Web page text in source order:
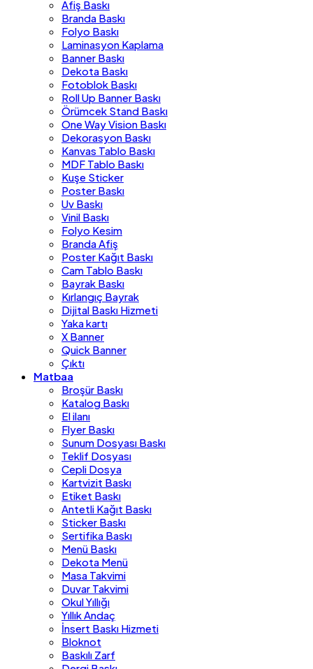
Afiş Baskı
Branda Baskı
Folyo Baskı
Laminasyon Kaplama
Banner Baskı
Dekota Baskı
Fotoblok Baskı
Roll Up Banner Baskı
Örümcek Stand Baskı
One Way Vision Baskı
Dekorasyon Baskı
Kanvas Tablo Baskı
MDF Tablo Baskı
Kuşe Sticker
Poster Baskı
Uv Baskı
Vinil Baskı
Folyo Kesim
Branda Afiş
Poster Kağıt Baskı
Cam Tablo Baskı
Bayrak Baskı
Kırlangıç Bayrak
Dijital Baskı Hizmeti
Yaka kartı
X Banner
Quick Banner
Çıktı
Matbaa
Broşür Baskı
Katalog Baskı
El ilanı
Flyer Baskı
Sunum Dosyası Baskı
Teklif Dosyası
Cepli Dosya
Kartvizit Baskı
Etiket Baskı
Antetli Kağıt Baskı
Sticker Baskı
Sertifika Baskı
Menü Baskı
Dekota Menü
Masa Takvimi
Duvar Takvimi
Okul Yıllığı
Yıllık Andaç
İnsert Baskı Hizmeti
Bloknot
Baskılı Zarf